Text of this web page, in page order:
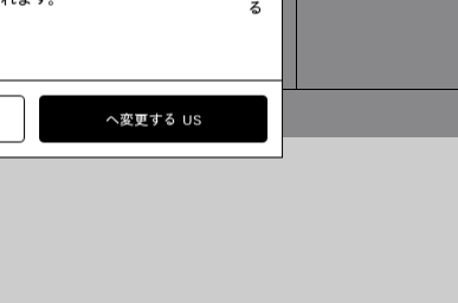
る
へ変更する US